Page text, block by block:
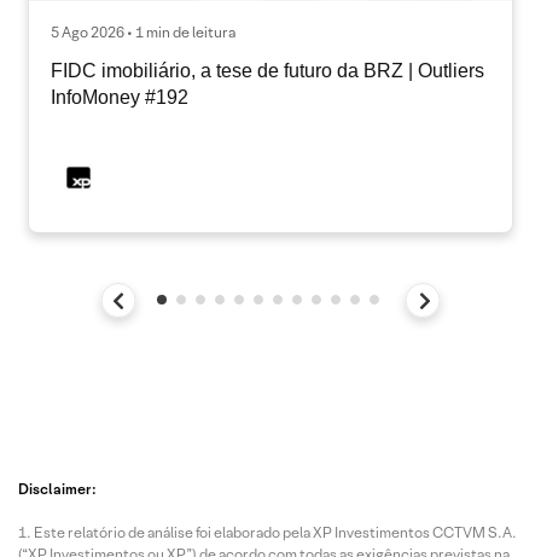
5 Ago 2026 • 1 min de leitura
FIDC imobiliário, a tese de futuro da BRZ | Outliers
InfoMoney #192
Disclaimer:
Este relatório de análise foi elaborado pela XP Investimentos CCTVM S.A.